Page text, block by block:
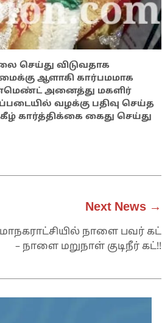
செய்து விடுவதாக
ஆளாகி கார்பமமாக
அனைத்து மகளிர்
வழக்கு பதிவு செய்த
கார்த்திக்கை கைது செய்து
Next News →
மாநகராட்சியில் நாளை பவர் கட்
– நாளை மறுநாள் குடிநீர் கட்!!